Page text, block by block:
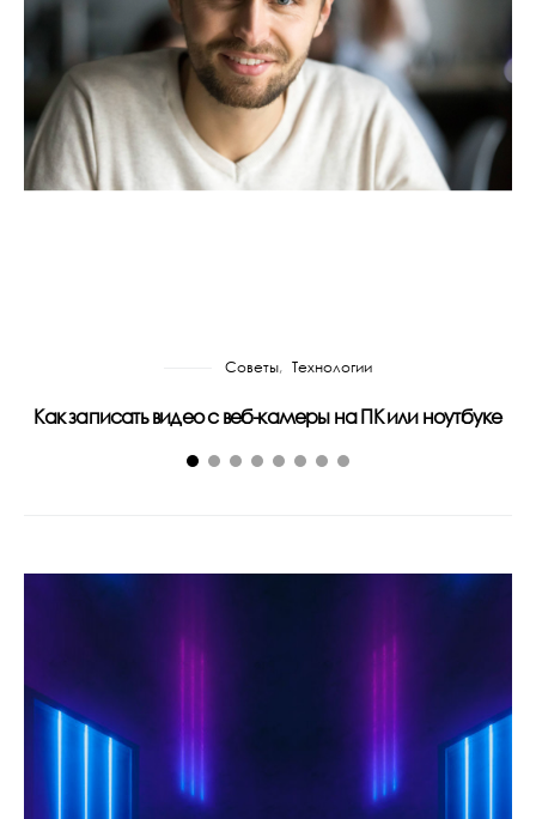
Советы Технологии
Как записать видео с веб-камеры на ПК или ноутбуке